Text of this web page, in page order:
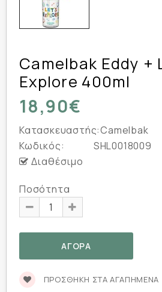
Camelbak Eddy +
Explore 400ml
18,90€
Κατασκευαστής:Camelbak
Κωδικός:
SHL0018009
Διαθέσιμο
Ποσότητα
ΠΡΟΣΘΉΚΗ ΣΤΑ ΑΓΑΠΗΜΈΝΑ